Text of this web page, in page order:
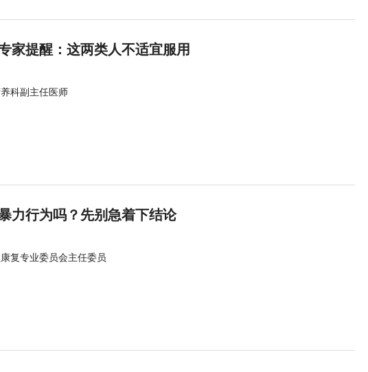
家提醒：这两类人不适宜服用
科副主任医师
力行为吗？先别急着下结论
复专业委员会主任委员